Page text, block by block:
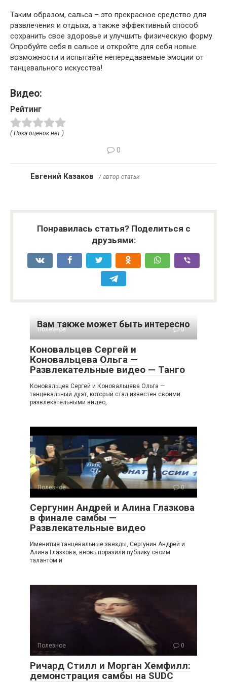
Таким образом, сальса – это прекрасное средство для
развлечения и отдыха, а также эффективный способ
сохранить свое здоровье и улучшить физическую форму.
Опробуйте себя в сальсе и откройте для себя новые
возможности и испытайте непередаваемые эмоции от
танцевального искусства!
Видео:
Рейтинг
( Пока оценок нет )
0
Евгений Казаков / автор статьи
Понравилась статья? Поделиться с
друзьями:
Вам также может быть интересно
Полезное 0
Коновальцев Сергей и
Коновальцева Ольга —
Развлекательные видео — Танго
Коновальцев Сергей и Коновальцева Ольга —
танцевальный дуэт, который стал известен своими
развлекательными видео,
Полезное 0
Сергунин Андрей и Алина Глазкова
в финале самбы —
Развлекательные видео
Именитые танцевальные звезды, Сергунин Андрей и
Алина Глазкова, вновь поразили публику своим
талантом и
Полезное 0
Ричард Стилл и Морган Хемфилл:
демонстрация самбы на SUDC